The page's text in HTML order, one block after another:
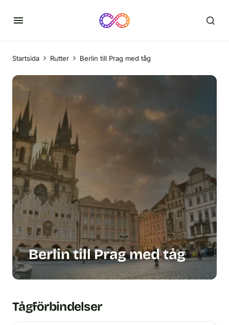
Startsida Rutter Berlin till Prag med tåg
Berlin till Prag med tåg
Tågförbindelser